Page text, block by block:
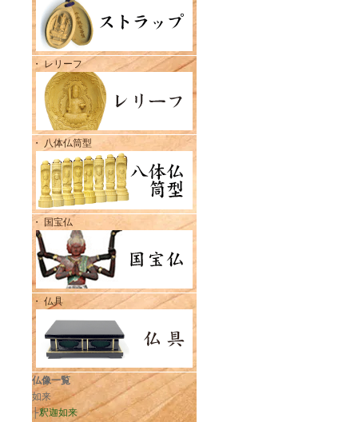
・ レリーフ
・ 八体仏筒型
・ 国宝仏
・ 仏具
仏像一覧
如来
├釈迦如来